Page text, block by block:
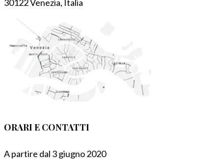
30122 Venezia, Italia
ORARI E CONTATTI
A partire dal 3 giugno 2020